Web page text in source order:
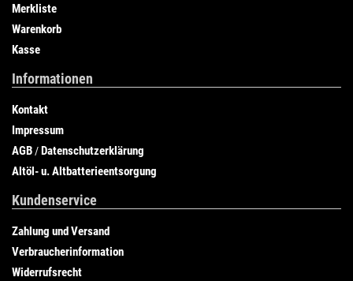
Merkliste
Warenkorb
Kasse
Informationen
Kontakt
Impressum
AGB /Datenschutzerklärung
Altöl- u. Altbatterieentsorgung
Kundenservice
Zahlung und Versand
Verbraucherinformation
Widerrufsrecht